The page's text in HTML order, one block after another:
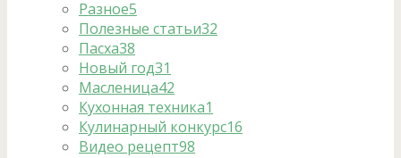
Разное5
Полезные статьи32
Пасха38
Новый год31
Масленица42
Кухонная техника1
Кулинарный конкурс16
Видео рецепт98